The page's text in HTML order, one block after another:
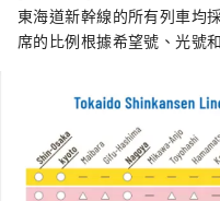
東海道新幹線的所有列車均
席的比例根據希望號、光號